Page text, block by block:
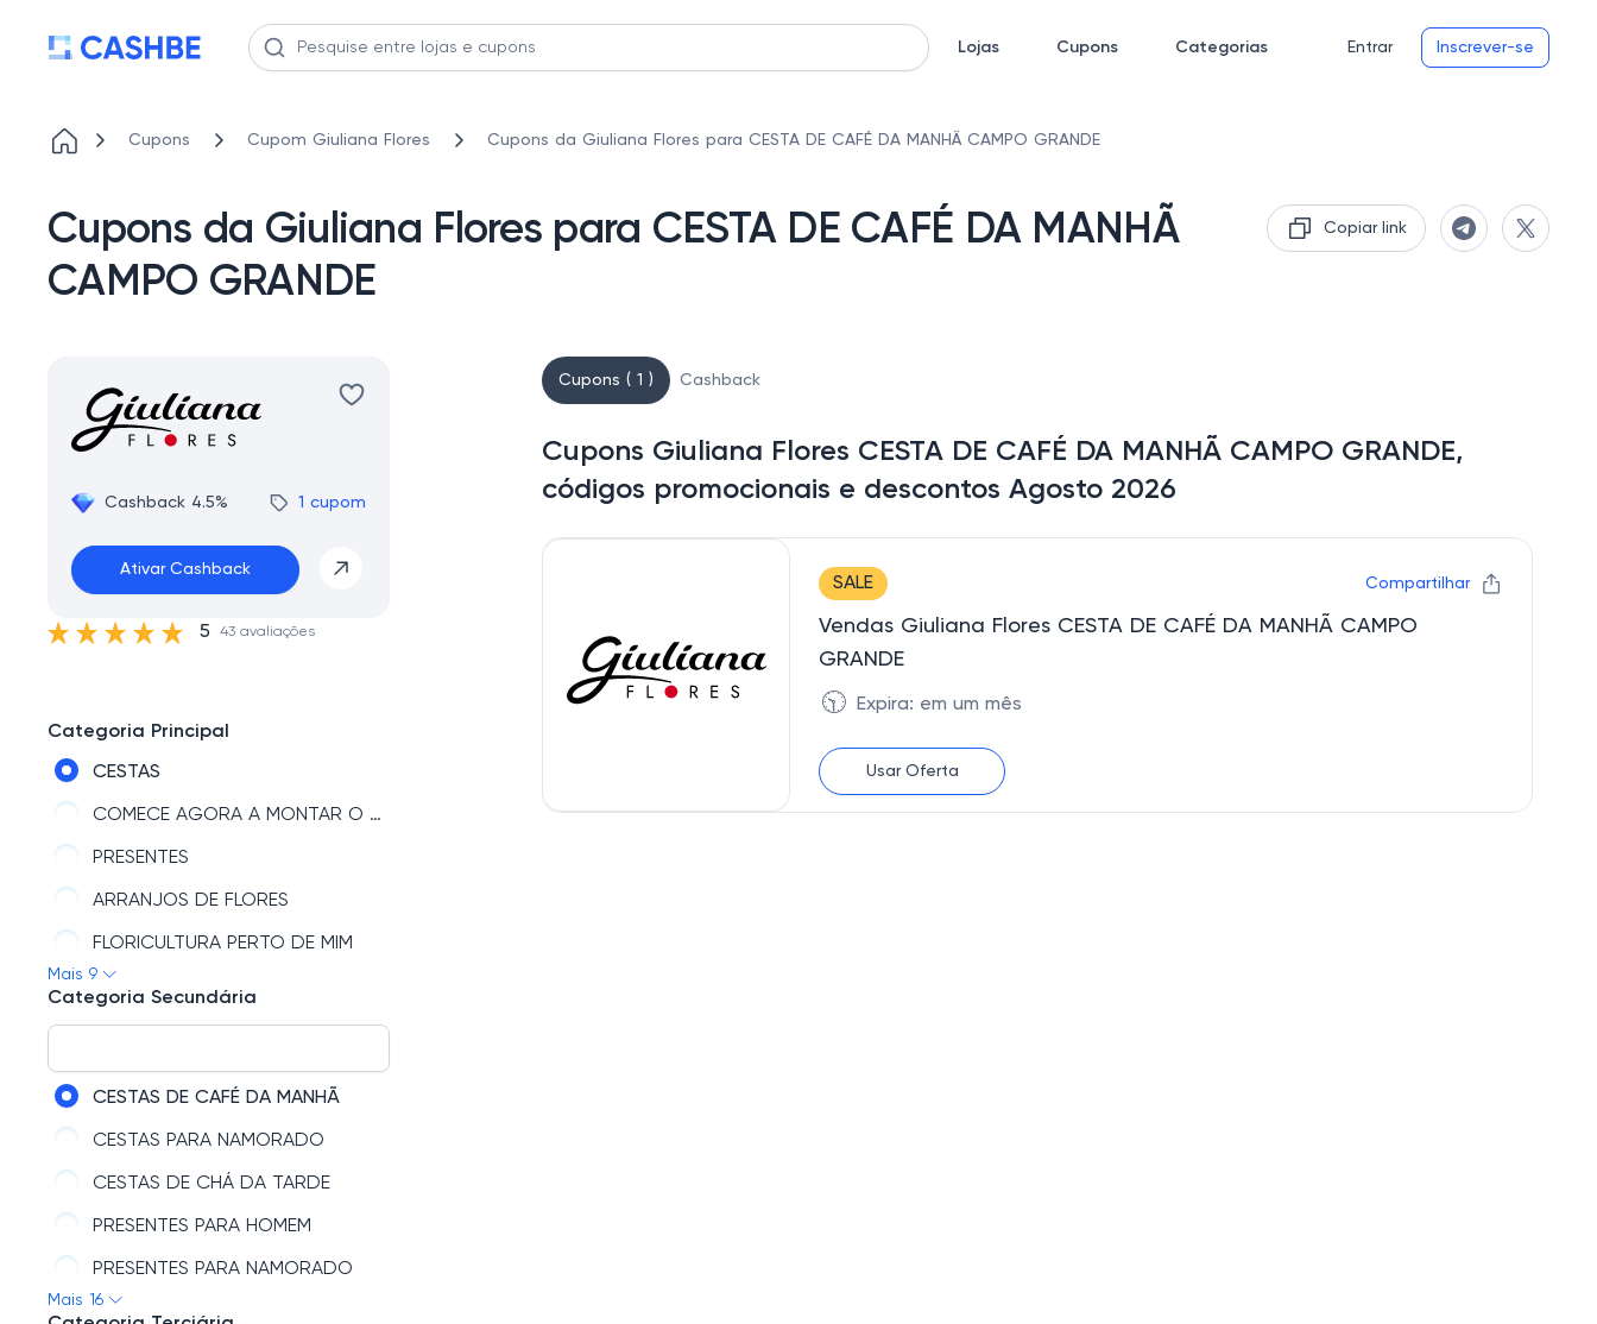
Lojas Cupons Categorias Entrar Inscrever-se
Cupons Cupom Giuliana Flores Cupons da Giuliana Flores para CESTA DE CAFÉ DA MANHÃ CAMPO GRANDE
Cupons da Giuliana Flores para CESTA DE CAFÉ DA MANHÃ
CAMPO GRANDE
Copiar link
Cashback 4.5% 1 cupom
Ativar Cashback
5 43 avaliações
Categoria Principal
CESTAS
COMECE AGORA A MONTAR O SEU PRESENTE
PRESENTES
ARRANJOS DE FLORES
FLORICULTURA PERTO DE MIM
BUQUÊ DE FLORES
TIPOS DE FLORES
GIOVANNA BABY
Mais 9
Categoria Secundária
CESTAS DE CAFÉ DA MANHÃ
CESTAS PARA NAMORADO
CESTAS DE CHÁ DA TARDE
PRESENTES PARA HOMEM
PRESENTES PARA NAMORADO
CESTAS DE FRUTAS
Mais 16
Cupons ( 1 ) Cashback
Cupons Giuliana Flores CESTA DE CAFÉ DA MANHÃ CAMPO GRANDE,
códigos promocionais e descontos Agosto 2026
SALE Compartilhar
Vendas Giuliana Flores CESTA DE CAFÉ DA MANHÃ CAMPO
GRANDE
🕥 Expira: em um mês
Usar Oferta